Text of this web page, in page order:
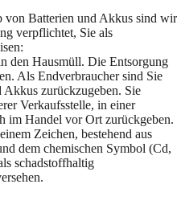
von Batterien und Akkus sind wir
verpflichtet, Sie als
den Hausmüll. Die Entsorgung
Als Endverbraucher sind Sie
zurückzugeben. Sie
Verkaufsstelle, in einer
im Handel vor Ort zurückgeben.
Zeichen, bestehend aus
dem chemischen Symbol (Cd,
schadstoffhaltig